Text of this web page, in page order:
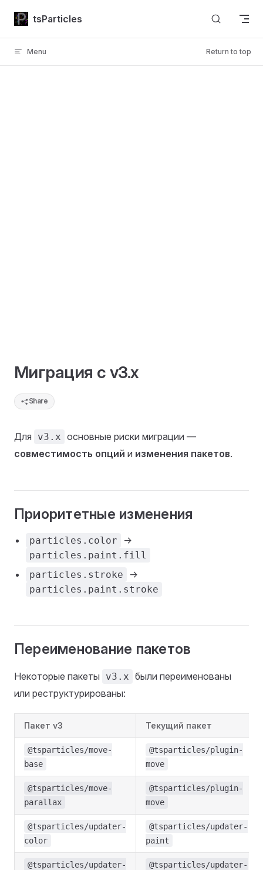
Skip to content
tsParticles
Menu Return to top
Миграция с v3.x
Share
Для v3.x основные риски миграции —
совместимость опций и изменения пакетов.
Приоритетные изменения
particles.color ->
particles.paint.fill
particles.stroke
->
particles.paint.stroke
Переименование пакетов
Некоторые пакеты v3.x были переименованы
или реструктурированы:
Пакет v3 Текущий пакет
@tsparticles/move-
base
@tsparticles/plugin-
move
@tsparticles/move-
parallax
@tsparticles/plugin-
move
@tsparticles/updater-
color
@tsparticles/updater-
paint
@tsparticles/updater-
@tsparticles/updater-